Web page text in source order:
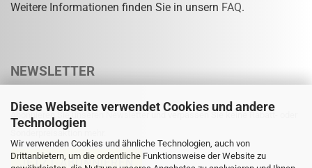
Diese Webseite verwendet Cookies und andere
Technologien
Wir verwenden Cookies und ähnliche Technologien, auch von
Drittanbietern, um die ordentliche Funktionsweise der Website zu
Weitere Informationen finden Sie in unsern FAQ.
NEWSLETTER
Abonnieren Sie unseren Newsletter und verpassen Sie keine Rabatt- oder
Sonderpreisaktion mehr.